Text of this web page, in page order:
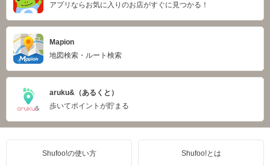
アプリならお気に入りのお店がすぐに見つかる！
Mapion
地図検索・ルート検索
aruku&（あるくと）
歩いてポイントが貯まる
Shufoo!の使い方 Shufoo!とは